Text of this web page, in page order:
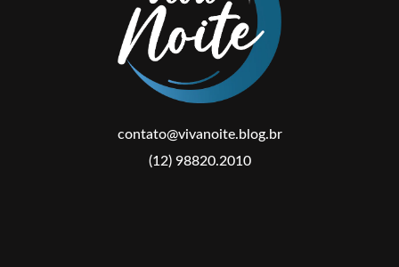
contato@vivanoite.blog.br
(12) 98820.2010